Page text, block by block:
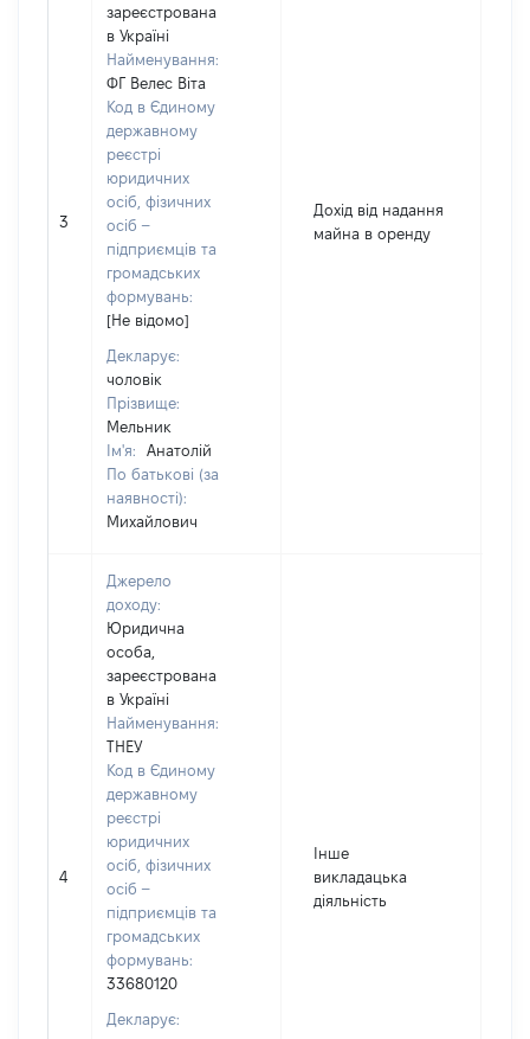
3
зареєстрована
в Україні
Найменування:
ФГ Велес Віта
Код в Єдиному
державному
реєстрі
юридичних
осіб, фізичних
осіб –
підприємців та
громадських
формувань:
[Не відомо]
Декларує:
чоловік
Прізвище:
Мельник
Ім'я:
Анатолій
По батькові (за
наявності):
Михайлович
Дохід від надання
майна в оренду
4
Джерело
доходу:
Юридична
особа,
зареєстрована
в Україні
Найменування:
ТНЕУ
Код в Єдиному
державному
реєстрі
юридичних
осіб, фізичних
осіб –
підприємців та
громадських
формувань:
33680120
Декларує:
Інше
викладацька
діяльність